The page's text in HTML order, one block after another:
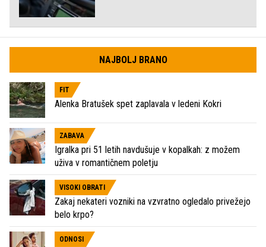
NAJBOLJ BRANO
FIT
Alenka Bratušek spet zaplavala v ledeni Kokri
ZABAVA
Igralka pri 51 letih navdušuje v kopalkah: z možem
uživa v romantičnem poletju
VISOKI OBRATI
Zakaj nekateri vozniki na vzvratno ogledalo privežejo
belo krpo?
ODNOSI